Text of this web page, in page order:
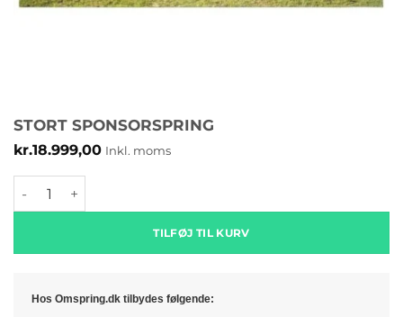
STORT SPONSORSPRING
kr.18.999,00 Inkl. moms
Stort sponsorspring antal
TILFØJ TIL KURV
Hos Omspring.dk tilbydes følgende: